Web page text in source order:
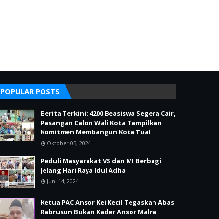
POPULAR POSTS
Berita Terkini: 4200 Beasiswa Segera Cair,
Pasangan Calon Wali Kota Tampilkan
Komitmen Membangun Kota Tual
Oktober 05, 2024
Peduli Masyarakat VS dan MI Berbagi
Jelang Hari Raya Idul Adha
Juni 14, 2024
Ketua PAC Ansor Kei Kecil Tegaskan Abas
Rabrusun Bukan Kader Ansor Malra